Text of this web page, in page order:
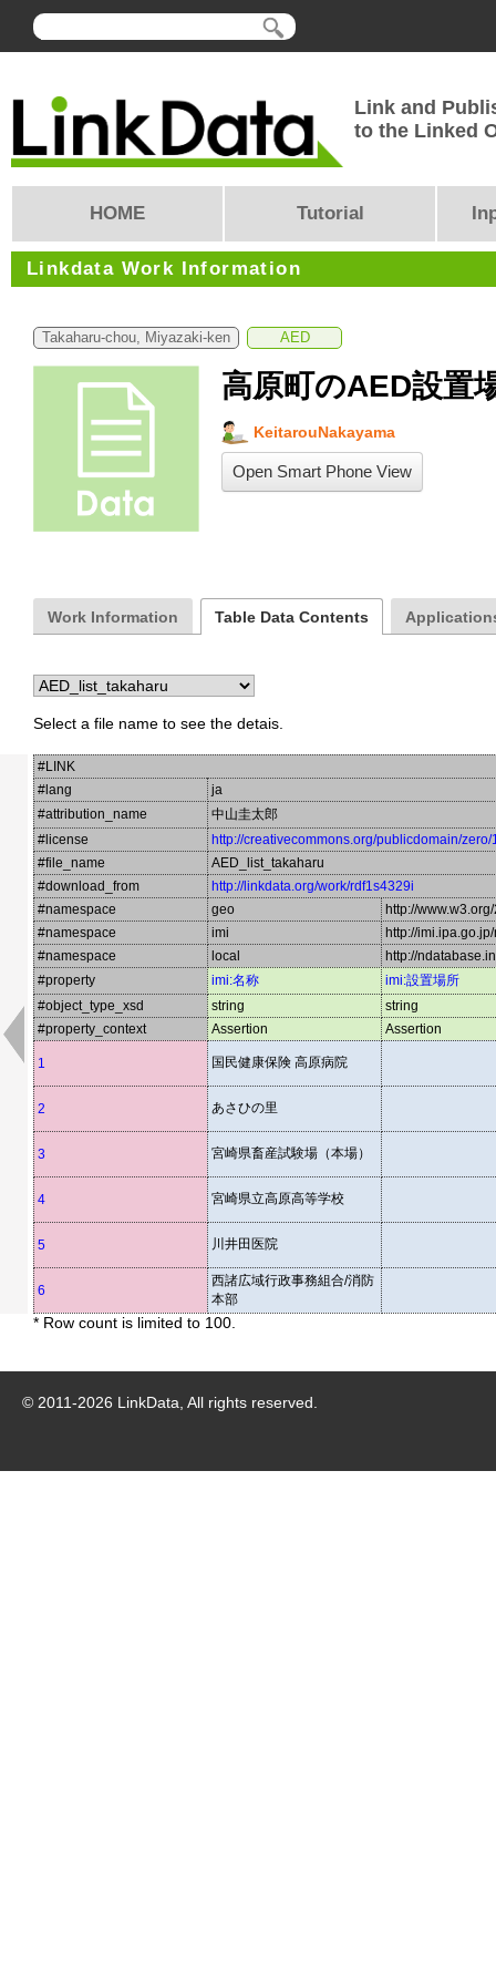
Link and
to the Linked
HOME Tutorial
Linkdata Work Information
Takaharu-chou, Miyazaki-ken AED
高原町のAED設置
KeitarouNakayama
Open Smart Phone View
Work Information Table Data Contents
Select a file name to see the detais.
#LINK
#lang
ja
#attribution_name
中山圭太郎
#license
http://creativecommons.org/publicdomain/
#file_name
AED_list_takaharu
#download_from
http://linkdata.org/work/rdf1s4329i
#namespace
geo
http://
#namespace
imi
http://
#namespace
local
http://
#property
imi:名称
imi:設置場所
#object_type_xsd
string
string
#property_context
Assertion Assertion
1 国民健康保険 高原病院
2 あさひの里
3 宮崎県畜産試験場（本場）
4 宮崎県立高原高等学校
5 川井田医院
6
西諸広域行政事務組合/消防
本部
* Row count is limited to 100.
© 2011-2026 LinkData, All rights reserved.